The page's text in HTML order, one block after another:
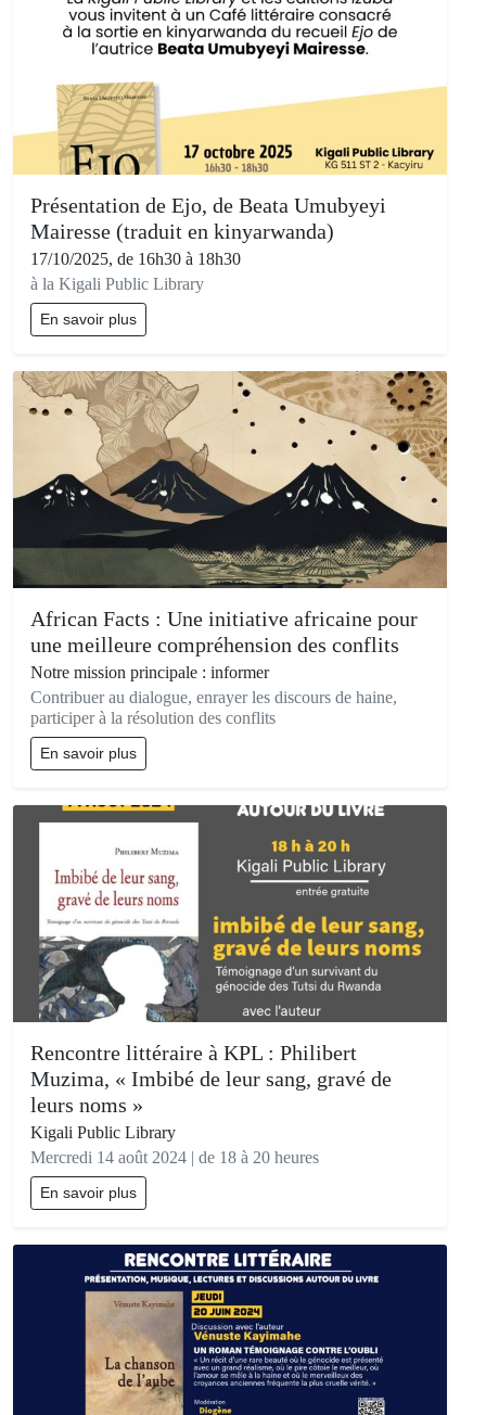
Présentation de Ejo, de Beata Umubyeyi
Mairesse (traduit en kinyarwanda)
17/10/2025, de 16h30 à 18h30
à la Kigali Public Library
En savoir plus
African Facts : Une initiative africaine pour
une meilleure compréhension des conflits
Notre mission principale : informer
Contribuer au dialogue, enrayer les discours de haine,
participer à la résolution des conflits
En savoir plus
Rencontre littéraire à KPL : Philibert
Muzima, « Imbibé de leur sang, gravé de
leurs noms »
Kigali Public Library
Mercredi 14 août 2024 | de 18 à 20 heures
En savoir plus